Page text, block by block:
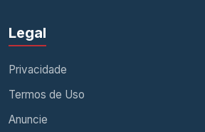
Legal
Privacidade
Termos de Uso
Anuncie